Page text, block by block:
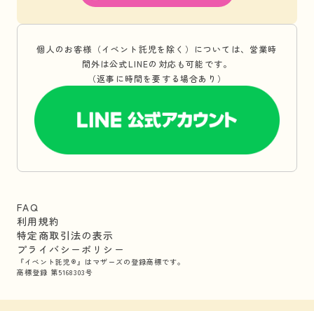
個人のお客様（イベント託児を除く）については、営業時
間外は公式LINEの対応も可能です。
（返事に時間を要する場合あり）
FAQ
利用規約
特定商取引法の表示
プライバシーポリシー
『イベント託児®』はマザーズの登録商標です。
商標登録 第5168303号